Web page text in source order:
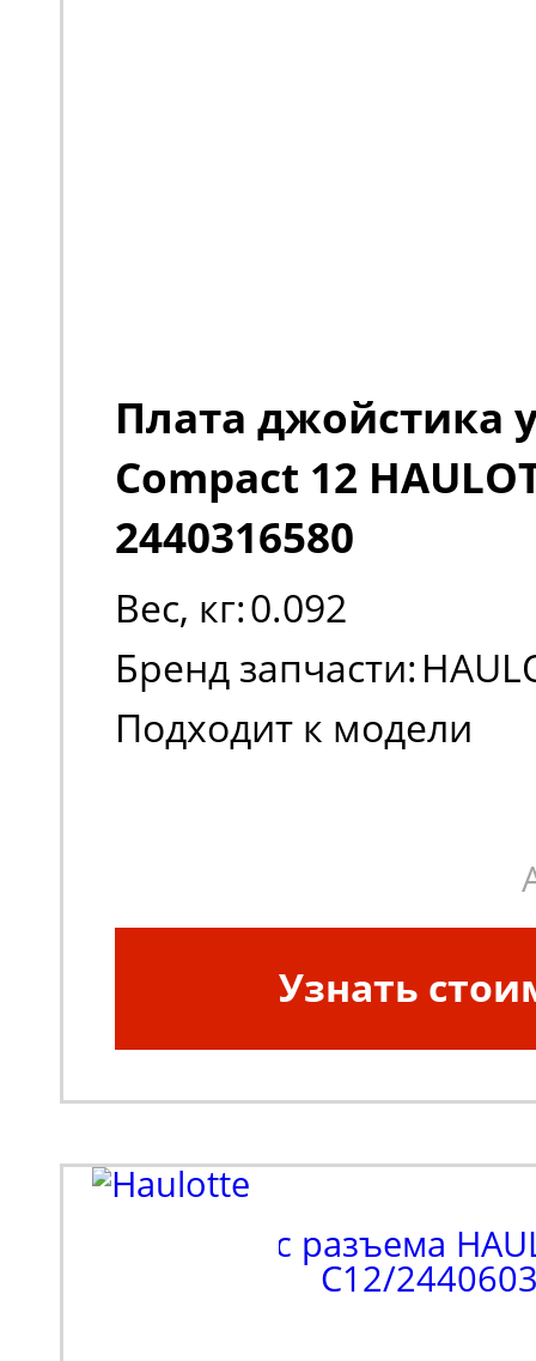
Плата джойстика
Compact 12
2440316580
Вес, кг:0.092
Бренд запчасти:
Подходит к модели
ножничные
Узнать